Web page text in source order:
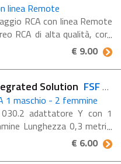
linea Remote
RCA con linea Remote
RCA di alta qualità, com
ritorto, incl. filo remoto
€ 9.00
Solution FSF 030.2
1 maschio - 2 femmine
030.2 adattatore Y con 1
Lunghezza 0,3 metri
audio High Value
Soft Touch rende il
€ 6.00